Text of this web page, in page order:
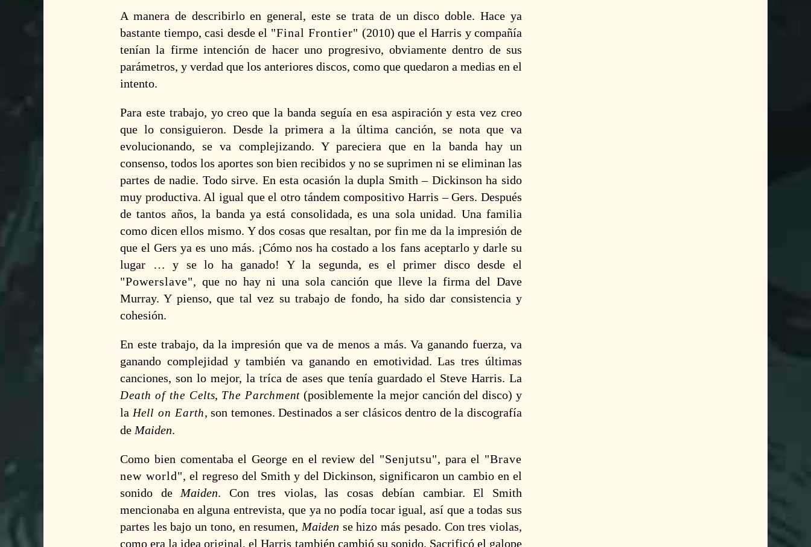
A manera de describirlo en general, este se trata de un disco doble. Hace ya
bastante tiempo, casi desde el
Final Frontier
(2010) que el Harris y compañía
tenían la firme intención de hacer uno progresivo, obviamente dentro de sus
parámetros, y verdad que los anteriores discos, como que quedaron a medias en el
intento.
Para este trabajo, yo creo que la banda seguía en esa aspiración y esta vez creo
que lo consiguieron. Desde la primera a la última canción, se nota que va
evolucionando, se va complejizando. Y pareciera que en la banda hay un
consenso, todos los aportes son bien recibidos y no se suprimen ni se eliminan las
partes de nadie. Todo sirve. En esta ocasión la dupla Smith – Dickinson ha sido
muy productiva. Al igual que el otro tándem compositivo Harris – Gers. Después
de tantos años, la banda ya está consolidada, es una sola unidad. Una familia
como dicen ellos mismo. Y dos cosas que resaltan, por fin me da la impresión de
que el Gers ya es uno más. ¡Cómo nos ha costado a los fans aceptarlo y darle su
lugar … y se lo ha ganado! Y la segunda, es el primer disco desde el
Powerslave , que no hay ni una sola canción que lleve la firma del Dave
Murray. Y pienso, que tal vez su trabajo de fondo, ha sido dar consistencia y
cohesión.
En este trabajo, da la impresión que va de menos a más. Va ganando fuerza, va
ganando complejidad y también va ganando en emotividad. Las tres últimas
canciones, son lo mejor, la tríca de ases que tenía guardado el Steve Harris. La
Death of the Celts, The Parchment (posiblemente la mejor canción del disco) y
la Hell on Earth, son temones. Destinados a ser clásicos dentro de la discografía
de Maiden.
Como bien comentaba el George en el review del Senjutsu , para el
Brave
new world , el regreso del Smith y del Dickinson, significaron un cambio en el
sonido de Maiden. Con tres violas, las cosas debían cambiar. El Smith
mencionaba en alguna entrevista, que ya no podía tocar igual, así que a todas sus
partes les bajo un tono, en resumen, Maiden se hizo más pesado. Con tres violas,
como era la idea original, el Harris también cambió su sonido. Sacrificó el galope